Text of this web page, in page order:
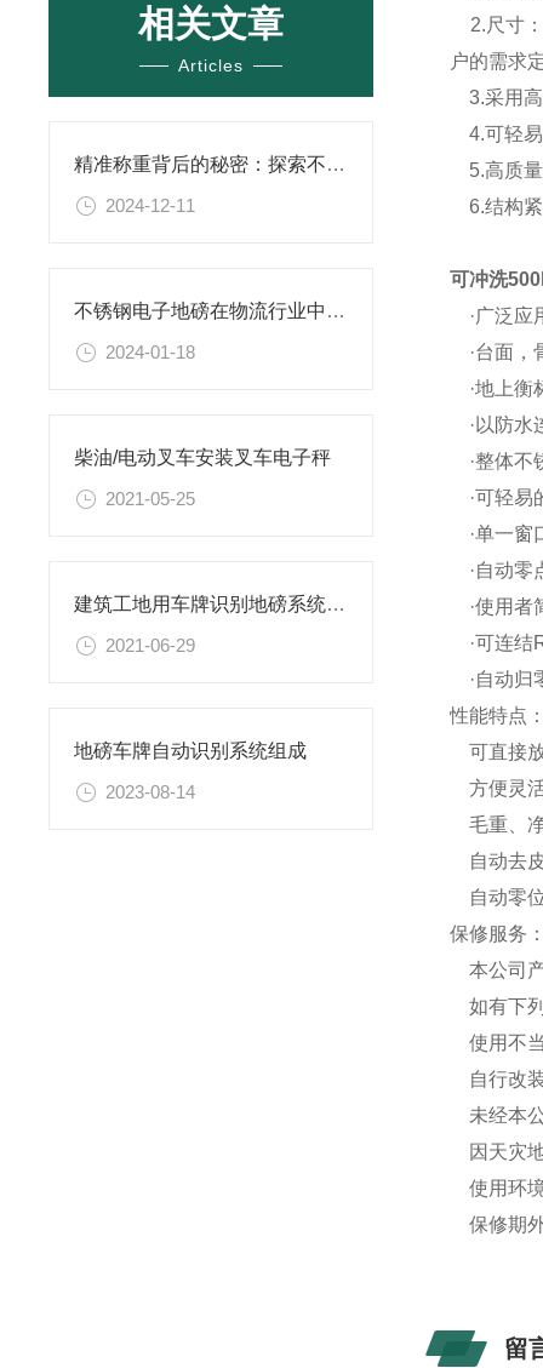
相关文章
Articles
精准称重背后的秘密：探索不锈钢电子地磅的核心技术
2024-12-11
不锈钢电子地磅在物流行业中具有重要意义
2024-01-18
柴油/电动叉车安装叉车电子秤
2021-05-25
建筑工地用车牌识别地磅系统可以解决混乱问题
2021-06-29
地磅车牌自动识别系统组成
2023-08-14
2.尺寸：
户的需求
3.采用高
4.可轻易
5.高质量
6.结构紧
可冲洗
·广泛应
·台面，
·地上衡
·以防水
·整体不
·可轻易
·单一窗
·自动零
·使用者
·可连结
·自动归
性能特点
可直接
方便灵
毛重、
自动去
自动零
保修服务
本公司
如有下
使用不
自行改
未经本
因天灾
使用环
保修期
留